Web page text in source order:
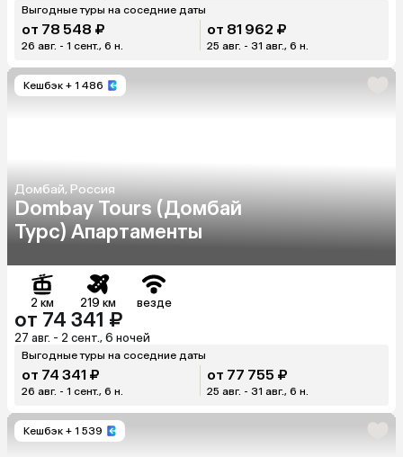
Выгодные туры на соседние даты
от 78 548 ₽
26 авг. - 1 сент., 6 н.
от 81 962 ₽
25 авг. - 31 авг., 6 н.
Кешбэк + 1 486
Домбай, Россия
Dombay Tours (Домбай
Турс) Апартаменты
2 км 219 км везде
от 74 341 ₽
27 авг. - 2 сент., 6 ночей
Выгодные туры на соседние даты
от 74 341 ₽
26 авг. - 1 сент., 6 н.
от 77 755 ₽
25 авг. - 31 авг., 6 н.
Кешбэк + 1 539